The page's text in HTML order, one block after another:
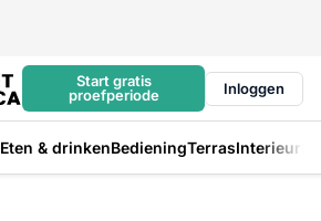
Start gratis
proefperiode
Inloggen
Eten & drinkenBedieningTerrasInterieur